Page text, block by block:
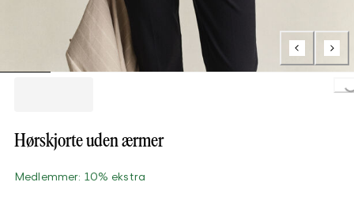
Hørskjorte uden ærmer
Medlemmer: 10% ekstra